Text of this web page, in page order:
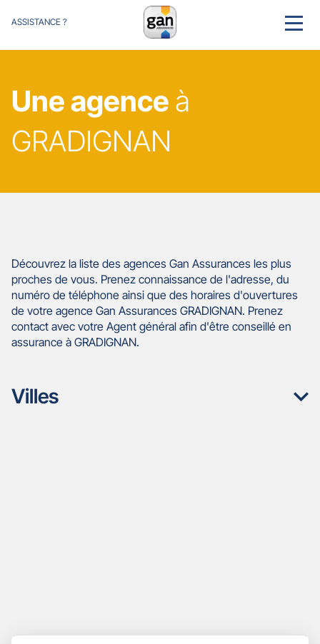
ASSISTANCE ? MENU
Une agence à
GRADIGNAN
Découvrez la liste des agences Gan Assurances les plus
proches de vous. Prenez connaissance de l'adresse, du
numéro de téléphone ainsi que des horaires d'ouvertures
de votre agence Gan Assurances GRADIGNAN. Prenez
contact avec votre Agent général afin d'être conseillé en
assurance à GRADIGNAN.
Villes